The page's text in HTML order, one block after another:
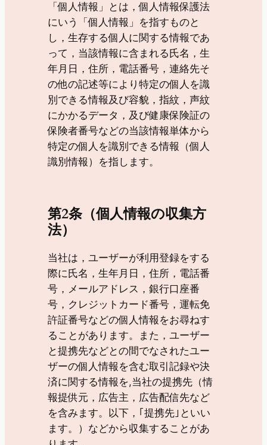
「個人情報」とは，個人情報保護法
にいう「個人情報」を指すものと
し，生存する個人に関する情報であ
って，当該情報に含まれる氏名，生
年月日，住所，電話番号，連絡先そ
の他の記述等により特定の個人を識
別できる情報及び容貌，指紋，声紋
にかかるデータ，及び健康保険証の
保険者番号などの当該情報単体から
特定の個人を識別できる情報（個人
識別情報）を指します。
第2条（個人情報の収集方
法）
当社は，ユーザーが利用登録をする
際に氏名，生年月日，住所，電話番
号，メールアドレス，銀行口座番
号，クレジットカード番号，運転免
許証番号などの個人情報をお尋ねす
ることがあります。また，ユーザー
と提携先などとの間でなされたユー
ザーの個人情報を含む取引記録や決
済に関する情報を,当社の提携先（情
報提供元，広告主，広告配信先など
を含みます。以下，｢提携先｣といい
ます。）などから収集することがあ